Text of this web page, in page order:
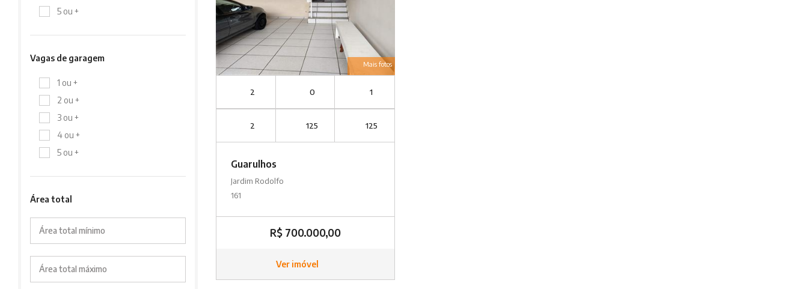
Mais fotos
2 0 1
2 125 125
Guarulhos
Jardim Rodolfo
161
R$ 700.000,00
Ver imóvel
5 ou +
Vagas de garagem
1 ou +
2 ou +
3 ou +
4 ou +
5 ou +
Área total
Área total mínimo
Área total máximo